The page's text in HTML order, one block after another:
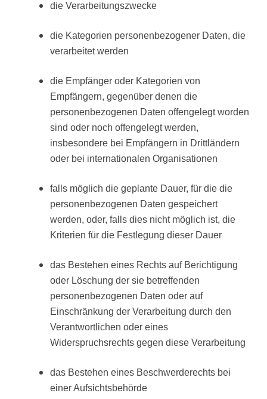
die Verarbeitungszwecke
die Kategorien personenbezogener Daten, die
verarbeitet werden
die Empfänger oder Kategorien von
Empfängern, gegenüber denen die
personenbezogenen Daten offengelegt worden
sind oder noch offengelegt werden,
insbesondere bei Empfängern in Drittländern
oder bei internationalen Organisationen
falls möglich die geplante Dauer, für die die
personenbezogenen Daten gespeichert
werden, oder, falls dies nicht möglich ist, die
Kriterien für die Festlegung dieser Dauer
das Bestehen eines Rechts auf Berichtigung
oder Löschung der sie betreffenden
personenbezogenen Daten oder auf
Einschränkung der Verarbeitung durch den
Verantwortlichen oder eines
Widerspruchsrechts gegen diese Verarbeitung
das Bestehen eines Beschwerderechts bei
einer Aufsichtsbehörde